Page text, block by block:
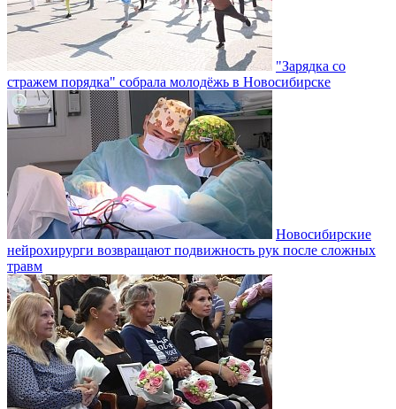
"Зарядка со
стражем порядка" собрала молодёжь в Новосибирске
Новосибирские
нейрохирурги возвращают подвижность рук после сложных
травм